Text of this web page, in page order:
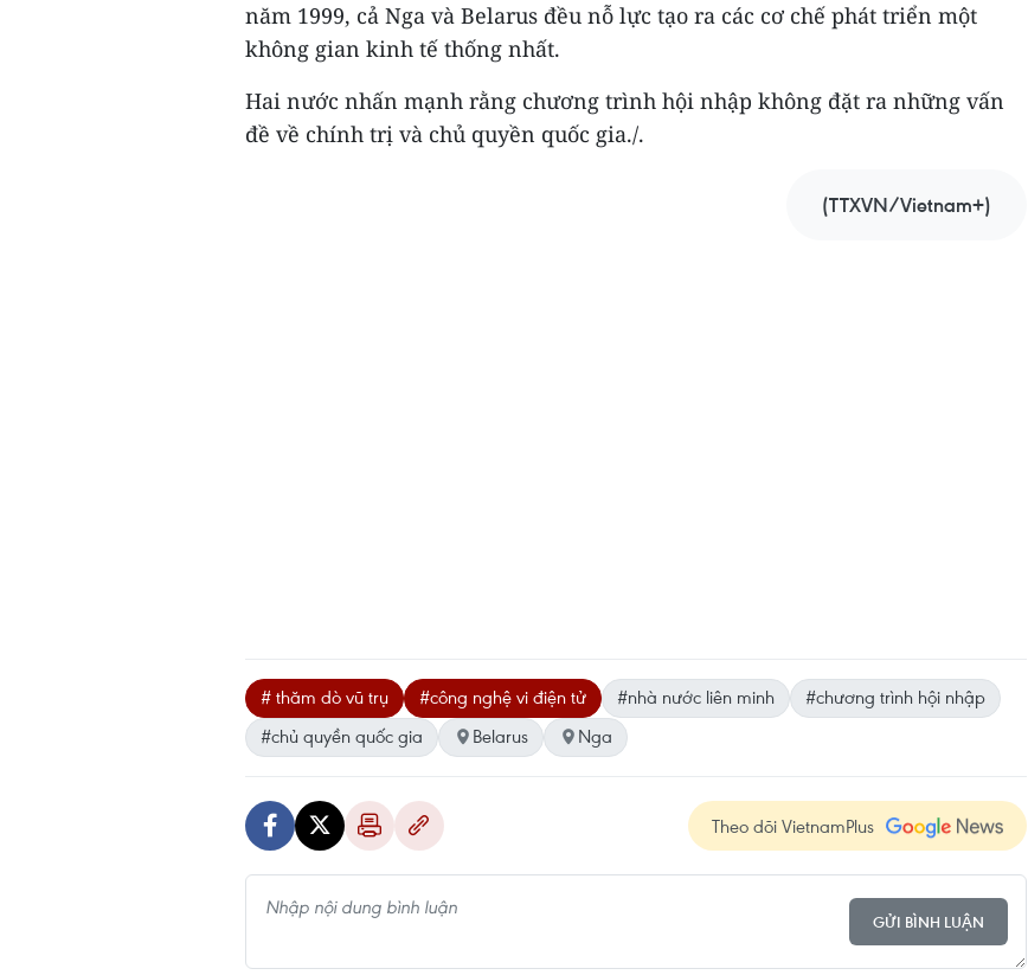
năm 1999, cả Nga và Belarus đều nỗ lực tạo ra các cơ chế phát triển một
không gian kinh tế thống nhất.
Hai nước nhấn mạnh rằng chương trình hội nhập không đặt ra những vấn
đề về chính trị và chủ quyền quốc gia./.
(TTXVN/Vietnam+)
# thăm dò vũ trụ #công nghệ vi điện tử #nhà nước liên minh
#chương trình hội nhập
#chủ quyền quốc gia
Belarus Nga
Theo dõi VietnamPlus
GỬI BÌNH LUẬN